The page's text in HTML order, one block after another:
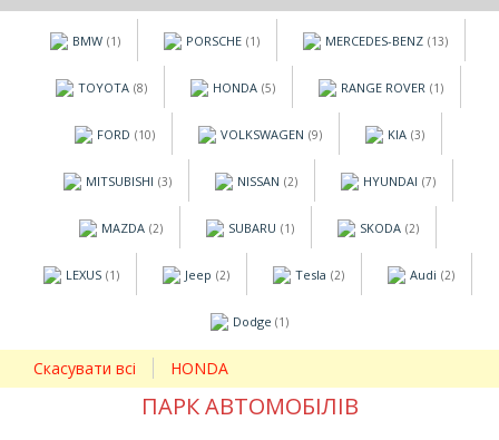
BMW (1) PORSCHE (1) MERCEDES-BENZ (13)
TOYOTA (8) HONDA (5) RANGE ROVER (1)
FORD (10) VOLKSWAGEN (9) KIA (3)
MITSUBISHI (3) NISSAN (2) HYUNDAI (7)
MAZDA (2) SUBARU (1) SKODA (2)
LEXUS (1) Jeep (2) Tesla (2) Audi (2)
Dodge (1)
Скасувати всі HONDA
ПАРК АВТОМОБІЛІВ